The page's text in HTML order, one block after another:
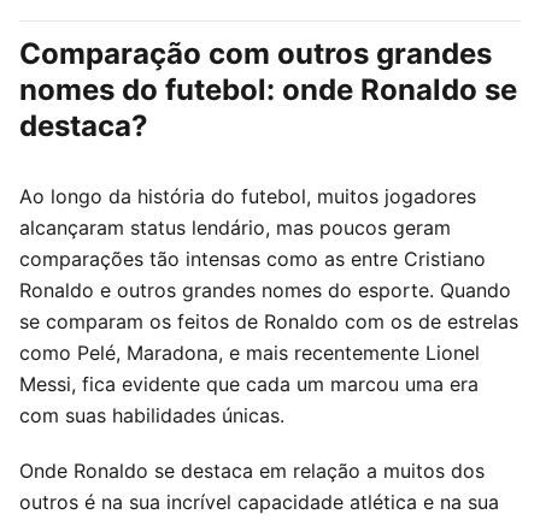
Comparação com outros grandes
nomes do futebol: onde Ronaldo se
destaca?
Ao longo da história do futebol, muitos jogadores
alcançaram status lendário, mas poucos geram
comparações tão intensas como as entre Cristiano
Ronaldo e outros grandes nomes do esporte. Quando
se comparam os feitos de Ronaldo com os de estrelas
como Pelé, Maradona, e mais recentemente Lionel
Messi, fica evidente que cada um marcou uma era
com suas habilidades únicas.
Onde Ronaldo se destaca em relação a muitos dos
outros é na sua incrível capacidade atlética e na sua